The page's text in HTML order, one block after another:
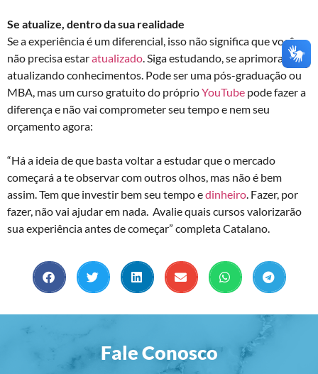
Se atualize, dentro da sua realidade
Se a experiência é um diferencial, isso não significa que você
não precisa estaratualizado. Siga estudando, se aprimorando e
atualizando conhecimentos. Pode ser uma pós-graduação ou
MBA, mas um curso gratuito do próprioYouTube pode fazer a
diferença e não vai comprometer seu tempo e nem seu
orçamento agora:
“Há a ideia de que basta voltar a estudar que o mercado
começará a te observar com outros olhos, mas não é bem
assim. Tem que investir bem seu tempo edinheiro. Fazer, por
fazer, não vai ajudar em nada. Avalie quais cursos valorizarão
sua experiência antes de começar” completa Catalano.
Fale Conosco